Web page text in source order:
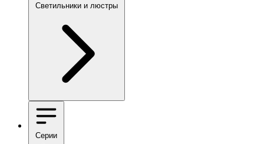
Светильники и люстры
Серии